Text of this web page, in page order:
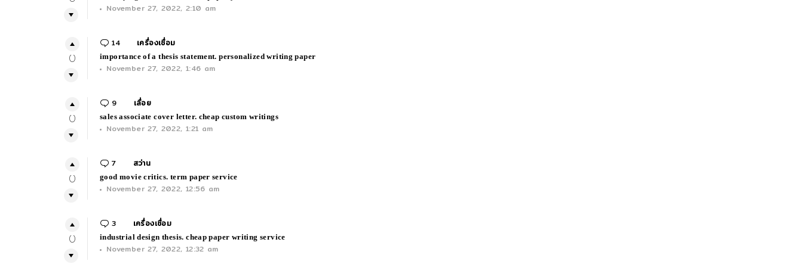
November 27, 2022, 2:10 am
14 Comments
เครื่องเชื่อม
importance of a thesis statement. personalized writing paper
November 27, 2022, 1:46 am
0
9 Comments
เลื่อย
sales associate cover letter. cheap custom writings
November 27, 2022, 1:21 am
0
7 Comments
สว่าน
good movie critics. term paper service
November 27, 2022, 12:56 am
0
3 Comments
เครื่องเชื่อม
industrial design thesis. cheap paper writing service
November 27, 2022, 12:32 am
0